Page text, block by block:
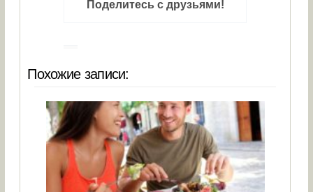
Поделитесь с друзьями!
Похожие записи: